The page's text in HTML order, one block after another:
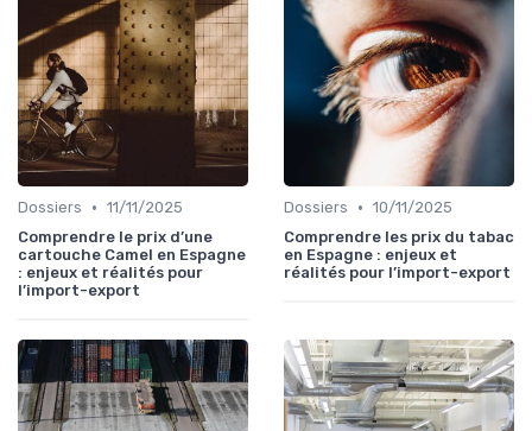
Dossiers • 11/11/2025
Comprendre le prix d’une
cartouche Camel en Espagne
: enjeux et réalités pour
l’import-export
Dossiers • 10/11/2025
Comprendre les prix du tabac
en Espagne : enjeux et
réalités pour l’import-export